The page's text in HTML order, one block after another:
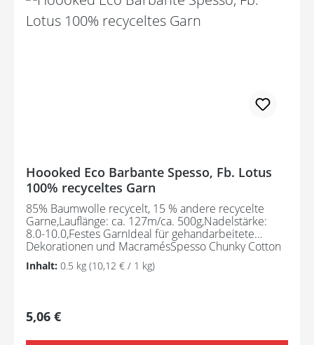
Hoooked Eco Barbante Spesso, Fb. Lotus
100% recyceltes Garn
85% Baumwolle recycelt, 15 % andere recycelte
Garne,Lauflänge: ca. 127m/ca. 500g,Nadelstärke:
8.0-10.0,Festes GarnIdeal für gehandarbeitete
Dekorationen und MacramésSpesso Chunky Cotton
wird aus Textilabfällen hergestellt und ist daher ein
umweltfreundliches Garn. Der Herstellungsprozess
Inhalt: 0.5 kg (10,12 € / 1 kg)
Regulärer Preis:
5,06 €